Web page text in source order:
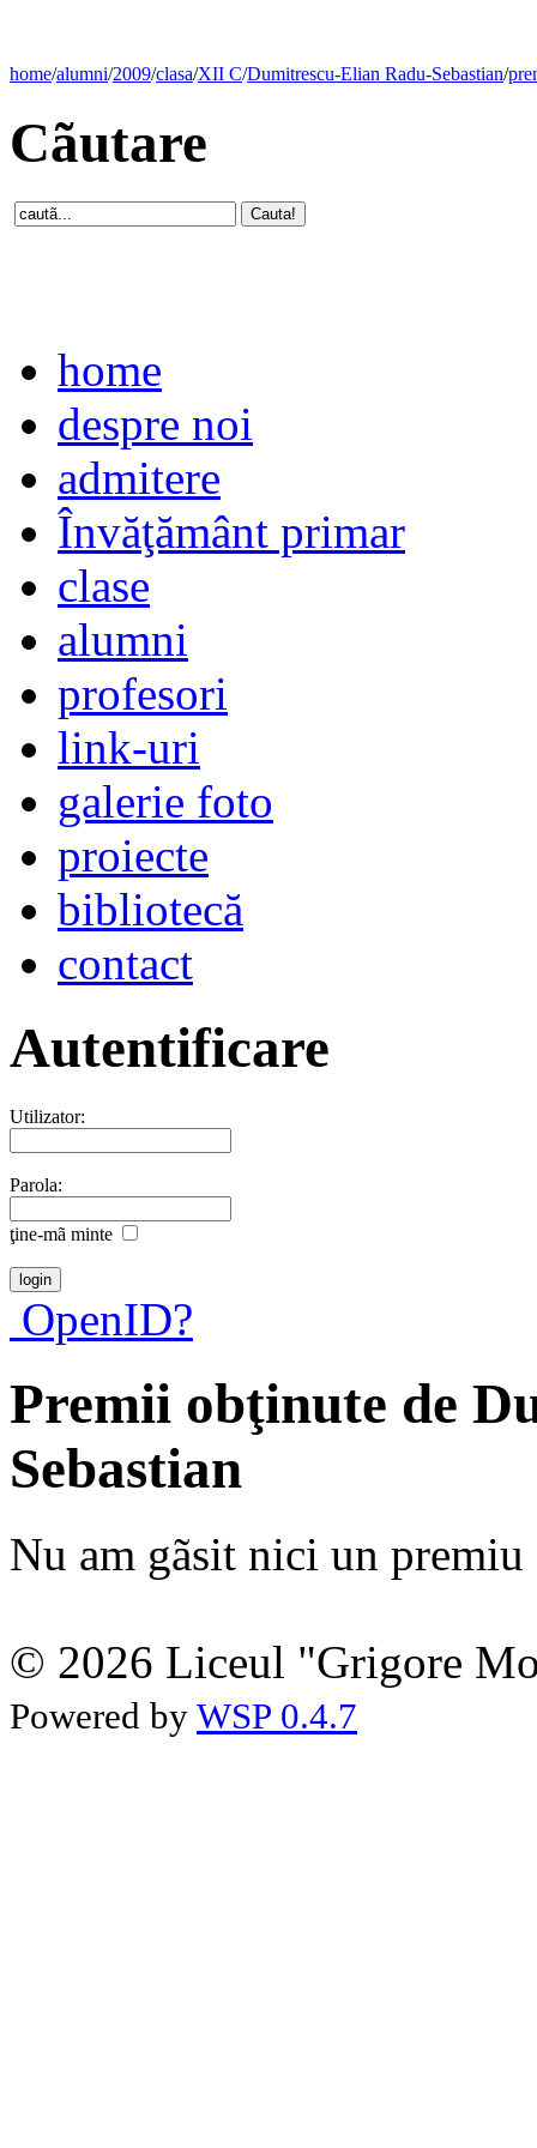
home/alumni/2009/clasa/XII C/Dumitrescu-Elian Radu-Sebastian/
Cãutare
home
despre noi
admitere
Învăţământ primar
clase
alumni
profesori
link-uri
galerie foto
proiecte
bibliotecă
contact
Autentificare
Utilizator:
Parola:
ţine-mã minte
OpenID?
Premii obţinute de
Sebastian
Nu am gãsit nici un premiu
© 2026 Liceul "Grigore
Powered by WSP 0.4.7